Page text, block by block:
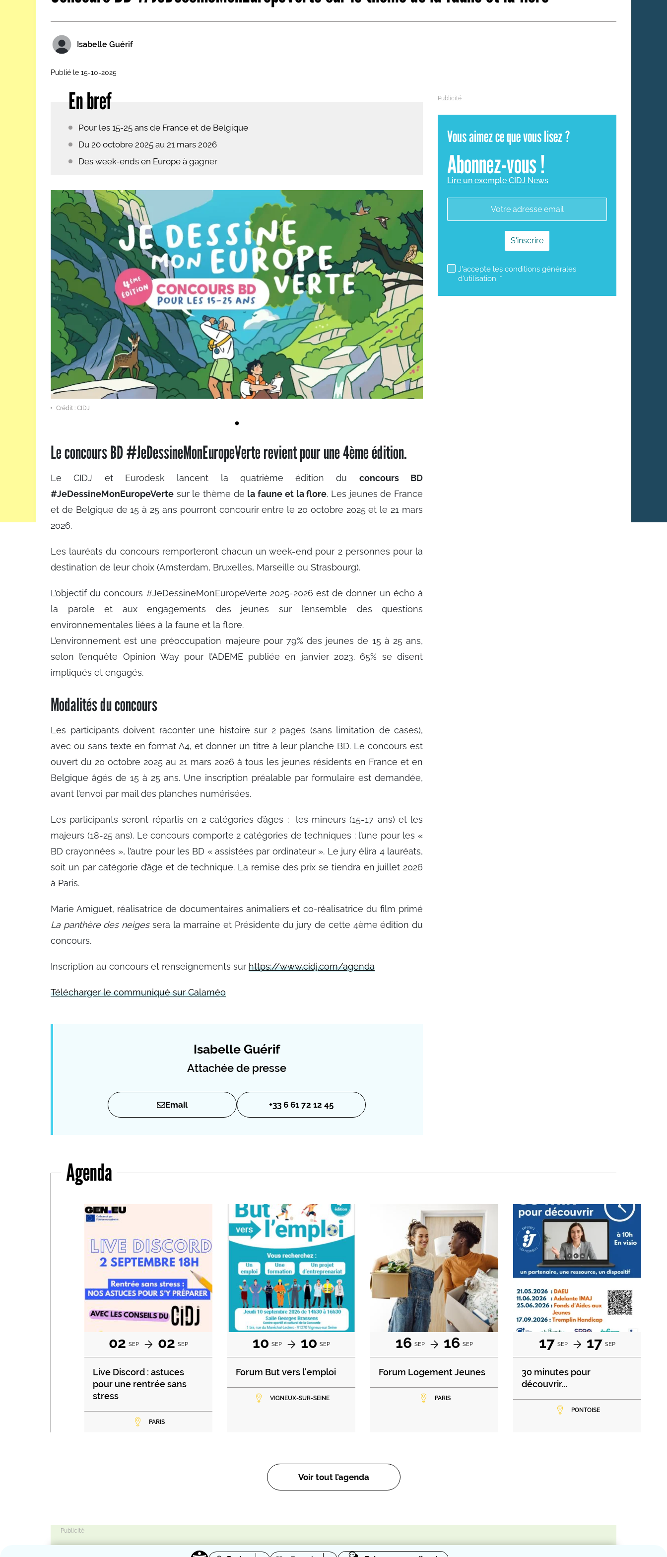
Ses loisirs
Ses vacances
Isabelle Guérif
Publié le 15-10-2025
En bref
Pour les 15-25 ans de France et de Belgique
Du 20 octobre 2025 au 21 mars 2026
Des week-ends en Europe à gagner
Crédit : CIDJ
Le concours BD #JeDessineMonEuropeVerte revient pour une 4ème édition.
Le CIDJ et Eurodesk lancent la quatrième édition du concours BD
#JeDessineMonEuropeVerte sur le thème de la faune et la flore. Les jeunes de France
et de Belgique de 15 à 25 ans pourront concourir entre le 20 octobre 2025 et le 21 mars
2026.
Les lauréats du concours remporteront chacun un week-end pour 2 personnes pour la
destination de leur choix (Amsterdam, Bruxelles, Marseille ou Strasbourg).
L’objectif du concours #JeDessineMonEuropeVerte 2025-2026 est de donner un écho à
la parole et aux engagements des jeunes sur l’ensemble des questions
environnementales liées à la faune et la flore.
L’environnement est une préoccupation majeure pour 79% des jeunes de 15 à 25 ans,
selon l’enquête Opinion Way pour l’ADEME publiée en janvier 2023. 65% se disent
impliqués et engagés.
Modalités du concours
Les participants doivent raconter une histoire sur 2 pages (sans limitation de cases),
avec ou sans texte en format A4, et donner un titre à leur planche BD. Le concours est
ouvert du 20 octobre 2025 au 21 mars 2026 à tous les jeunes résidents en France et en
Belgique âgés de 15 à 25 ans. Une inscription préalable par formulaire est demandée,
avant l’envoi par mail des planches numérisées.
Les participants seront répartis en 2 catégories d’âges : les mineurs (15-17 ans) et les
majeurs (18-25 ans). Le concours comporte 2 catégories de techniques : l’une pour les «
BD crayonnées », l’autre pour les BD « assistées par ordinateur ». Le jury élira 4 lauréats,
soit un par catégorie d’âge et de technique. La remise des prix se tiendra en juillet 2026
à Paris.
Marie Amiguet, réalisatrice de documentaires animaliers et co-réalisatrice du film primé
La panthère des neigessera la marraine et Présidente du jury de cette 4ème édition du
concours.
Inscription au concours et renseignements sur https://www.cidj.com/agenda
Télécharger le communiqué sur Calaméo
Isabelle Guérif
Attachée de presse
Email +33 6 61 72 12 45
Vous aimez ce que vous lisez ?
Abonnez-vous !
Lire un exemple CIDJ News
J'accepte les conditions générales
d'utilisation. *
mailjet subscription
Agenda
02 SEP 02 SEP
Live Discord : astuces
pour une rentrée sans
stress
PARIS
10 SEP 10 SEP
Forum But vers l'emploi
VIGNEUX-SUR-SEINE
16 SEP 16 SEP
Forum Logement Jeunes
PARIS
17 SEP 17 SEP
30 minutes pour
découvrir...
PONTOISE
Voir tout l’agenda